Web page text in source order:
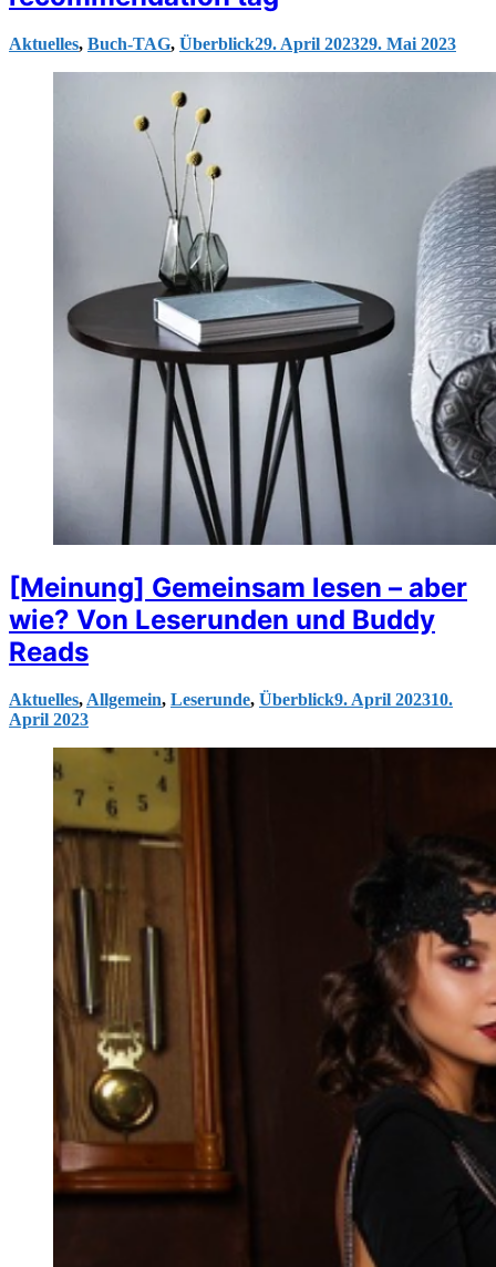
Aktuelles, Buch-TAG, Überblick29. April 202329. Mai 2023
[Meinung] Gemeinsam lesen – aber
wie? Von Leserunden und Buddy
Reads
Aktuelles, Allgemein, Leserunde, Überblick9. April 202310.
April 2023